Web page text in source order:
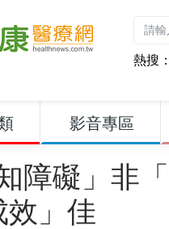
熱搜：
影音專區
知障礙」非
效」佳